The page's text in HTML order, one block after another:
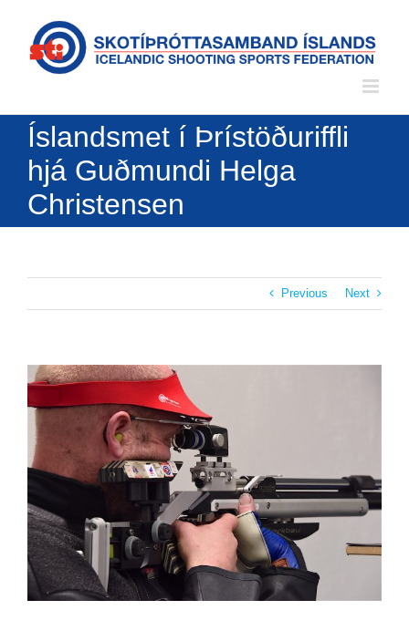
content
Íslandsmet í Þrístöðuriffli
hjá Guðmundi Helga
Christensen
Previous Next